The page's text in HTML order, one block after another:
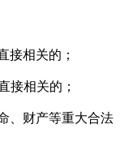
接相关的；
接相关的；
、财产等重大合法